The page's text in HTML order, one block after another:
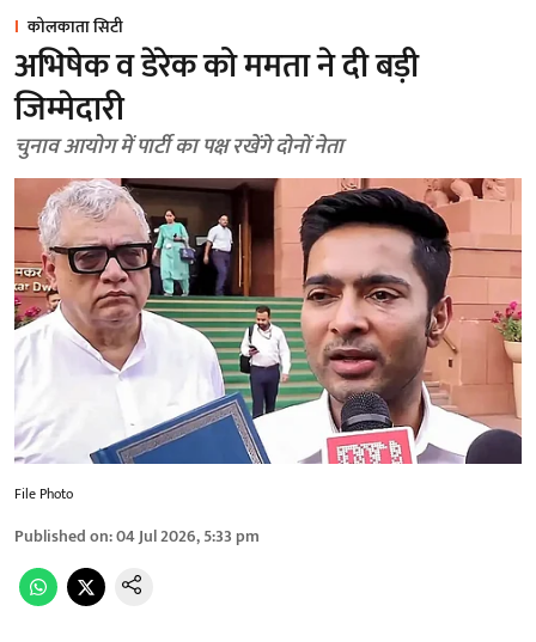
कोलकाता सिटी
अभिषेक व डेरेक को ममता ने दी बड़ी
जिम्मेदारी
चुनाव आयोग में पार्टी का पक्ष रखेंगे दोनों नेता
File Photo
Published on:04 Jul 2026, 5:33 pm